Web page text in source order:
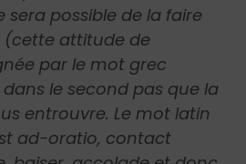
sera possible de la faire
attitude de
par le mot grec
le second pas que la
entrouvre. Le mot latin
ad-oratio, contact